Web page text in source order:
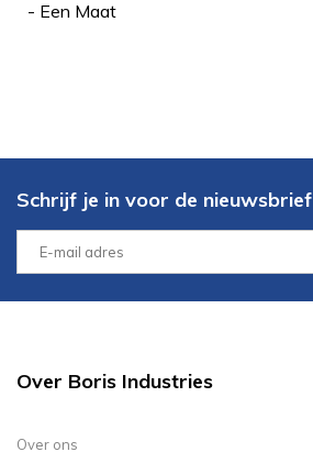
- Een Maat
Schrijf je in voor de nieuwsbrief
Over Boris Industries
Over ons